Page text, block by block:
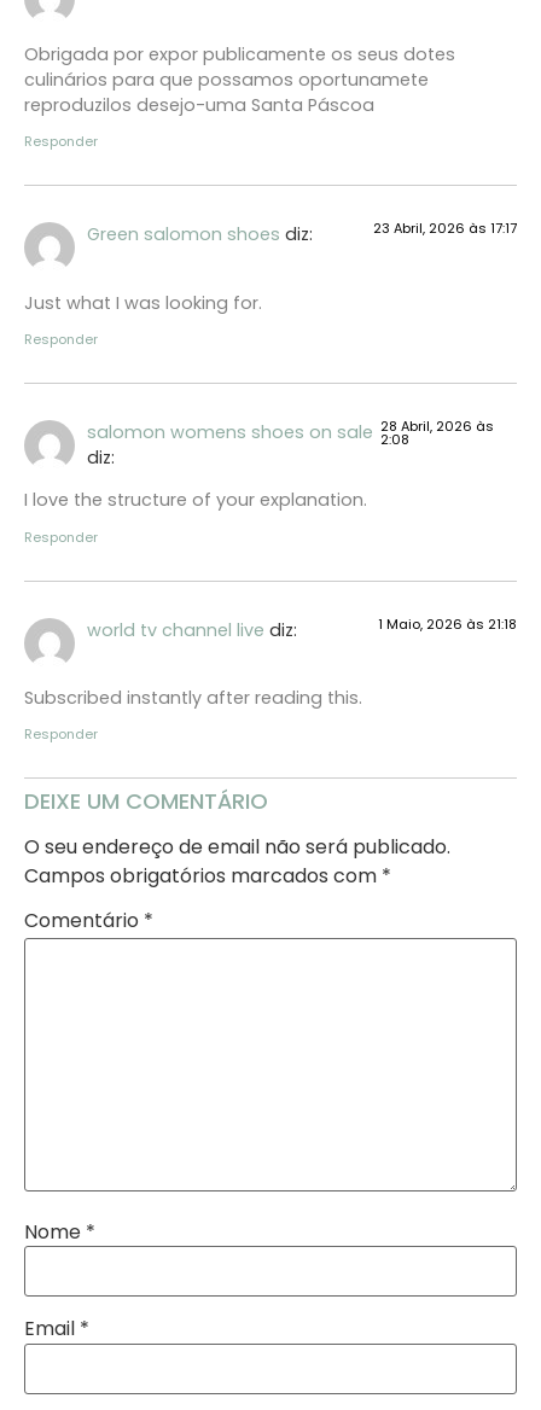
Obrigada por expor publicamente os seus dotes
culinários para que possamos oportunamete
reproduzilos desejo-uma Santa Páscoa
Responder
Green salomon shoes diz: 23 Abril, 2026 às 17:17
Just what I was looking for.
Responder
salomon womens shoes on sale
diz:
28 Abril, 2026 às
2:08
I love the structure of your explanation.
Responder
world tv channel live diz: 1 Maio, 2026 às 21:18
Subscribed instantly after reading this.
Responder
DEIXE UM COMENTÁRIO
O seu endereço de email não será publicado.
Campos obrigatórios marcados com *
Comentário *
Nome *
Email *